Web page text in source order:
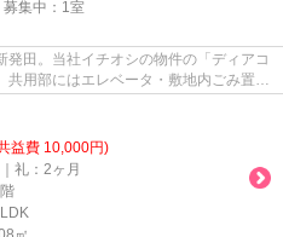
集中： 1室
田。当社イチオシの物件の「ディアコ
用部にはエレベータ・敷地内ごみ置き
益費 10,000円)
礼：2ヶ月